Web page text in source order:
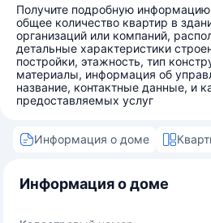
Получите подробную
общее количество квартир в
организаций или компаний,
детальные характеристики
постройки, этажность, тип
материалы, информация об
название, контактные данные, и
предоставляемых услуг
Информация о доме
Информация о доме